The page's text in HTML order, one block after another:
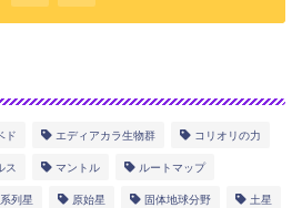
ド エディアカラ生物群 コリオリの力
ス マントル ルートマップ
列星 原始星 固体地球分野 土星